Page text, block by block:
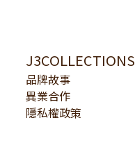
J3COLLECTIONS
品牌故事
異業合作
隱私權政策